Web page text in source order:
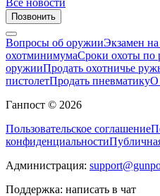
Позвонить
Вопросы об оружииЭкзамен
охотминимумаСроки охоты по
оружииПродать охотничье
пистолетПродать пневматикуО
Ганпост © 2026
Пользовательское соглашение
конфиденциальности
Администрация:
Поддержка: написать в чат